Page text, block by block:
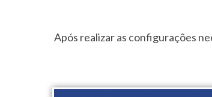
Após realizar as configurações